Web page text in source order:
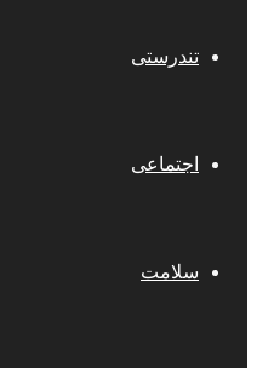
تندرستی
اجتماعی
سلامت